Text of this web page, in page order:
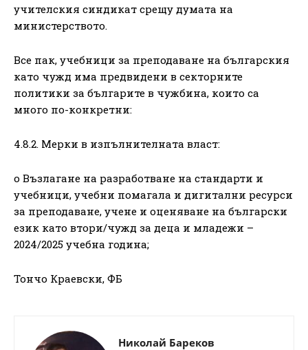
учителския синдикат срещу думата на
министерството.
Все пак, учебници за преподаване на българския
като чужд има предвидени в секторните
политики за българите в чужбина, които са
много по-конкретни:
4.8.2. Мерки в изпълнителната власт:
o Възлагане на разработване на стандарти и
учебници, учебни помагала и дигитални ресурси
за преподаване, учене и оценяване на български
език като втори/чужд за деца и младежи –
2024/2025 учебна година;
Тончо Краевски, ФБ
Николай Бареков